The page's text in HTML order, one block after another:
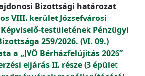
Bizottsági határozat
VIII. kerület Józsefvárosi
testületének Pénzügyi
259/2026. (VI. 09.)
a „JVÖ Bérházfelújítás 2026”
eljárás II. része (3 épület